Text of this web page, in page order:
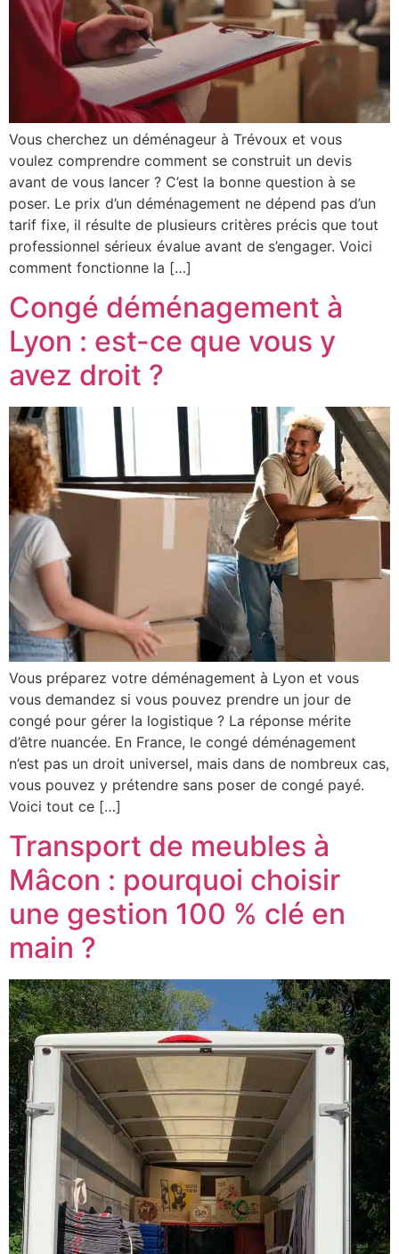
Vous cherchez un déménageur à Trévoux et vous
voulez comprendre comment se construit un devis
avant de vous lancer ? C’est la bonne question à se
poser. Le prix d’un déménagement ne dépend pas d’un
tarif fixe, il résulte de plusieurs critères précis que tout
professionnel sérieux évalue avant de s’engager. Voici
comment fonctionne la […]
Congé déménagement à
Lyon : est-ce que vous y
avez droit ?
Vous préparez votre déménagement à Lyon et vous
vous demandez si vous pouvez prendre un jour de
congé pour gérer la logistique ? La réponse mérite
d’être nuancée. En France, le congé déménagement
n’est pas un droit universel, mais dans de nombreux cas,
vous pouvez y prétendre sans poser de congé payé.
Voici tout ce […]
Transport de meubles à
Mâcon : pourquoi choisir
une gestion 100 % clé en
main ?